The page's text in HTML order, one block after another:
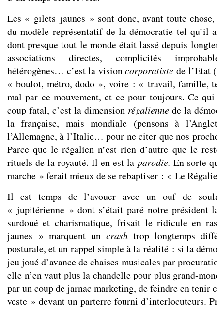
Les « gilets jaunes » sont donc, avant toute
du modèle représentatif de la démocratie tel qu’il
dont presque tout le monde était lassé depuis
associations directes, complicités
hétérogènes… c’est la visioncorporatiste de l’Etat
« boulot, métro, dodo », voire : « travail, famille,
mal par ce mouvement, et ce pour toujours. Ce
coup fatal, c’est la dimension régalienne de la
la française, mais mondiale (pensons à
l’Allemagne, à l’Italie… pour ne citer que nos
Parce que le régalien n’est rien d’autre que le
rituels de la royauté. Il en est la parodie. En sorte
marche » ferait mieux de se rebaptiser : « Le
Il est temps de l’avouer avec un ouf de
« jupitérienne » dont s’était paré notre président
surdoué et charismatique, frisait le ridicule en
jaunes » marquent un crash trop longtemps
posturale, et un rappel simple à la réalité : si la
jeu joué d’avance de chaises musicales par
elle n’en vaut plus la chandelle pour plus grand-
par un coup de jarnac marketing, de feindre en tenir
veste » devant un parterre fourni d’interlocuteurs.